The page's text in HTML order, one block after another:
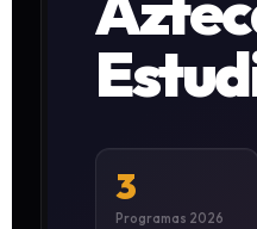
3
Programas 2026